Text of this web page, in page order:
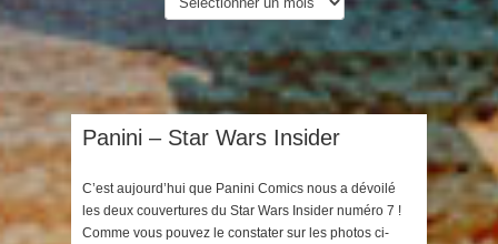
Panini – Star Wars Insider
C’est aujourd’hui que Panini Comics nous a dévoilé
les deux couvertures du Star Wars Insider numéro 7 !
Comme vous pouvez le constater sur les photos ci-